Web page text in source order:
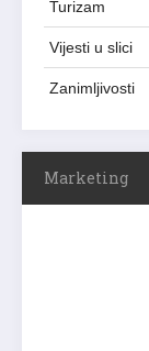
Turizam
Vijesti u slici
Zanimljivosti
Marketing